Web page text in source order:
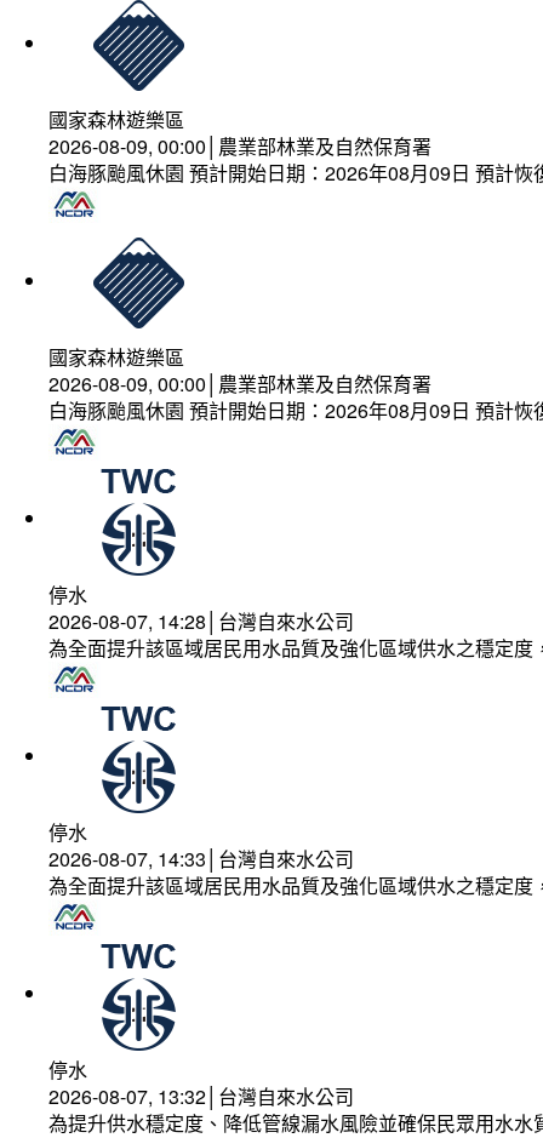
國家森林遊樂區
2026-08-09, 00:00│農業部林業及自然保育署
白海豚颱風休園 預計開始日期：2026年08月09日 預計
國家森林遊樂區
2026-08-09, 00:00│農業部林業及自然保育署
白海豚颱風休園 預計開始日期：2026年08月09日 預計
停水
2026-08-07, 14:28│台灣自來水公司
為全面提升該區域居民用水品質及強化區域供水之穩定
停水
2026-08-07, 14:33│台灣自來水公司
為全面提升該區域居民用水品質及強化區域供水之穩定
停水
2026-08-07, 13:32│台灣自來水公司
為提升供水穩定度、降低管線漏水風險並確保民眾用水